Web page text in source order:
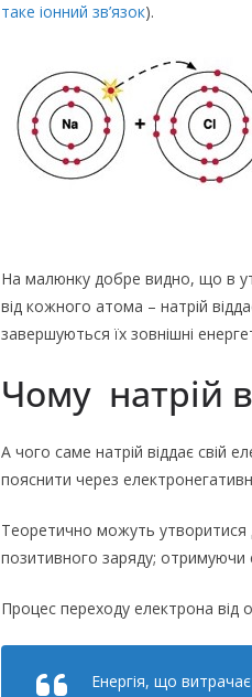
таке іонний зв’язок).
На малюнку добре видно, що в
від кожного атома – натрій
завершуються їх зовнішні
Чому натрій
А чого саме натрій віддає свій
пояснити через
Теоретично можуть утворитися
позитивного заряду; отримуючи
Процес переходу електрона від
Енергія, що